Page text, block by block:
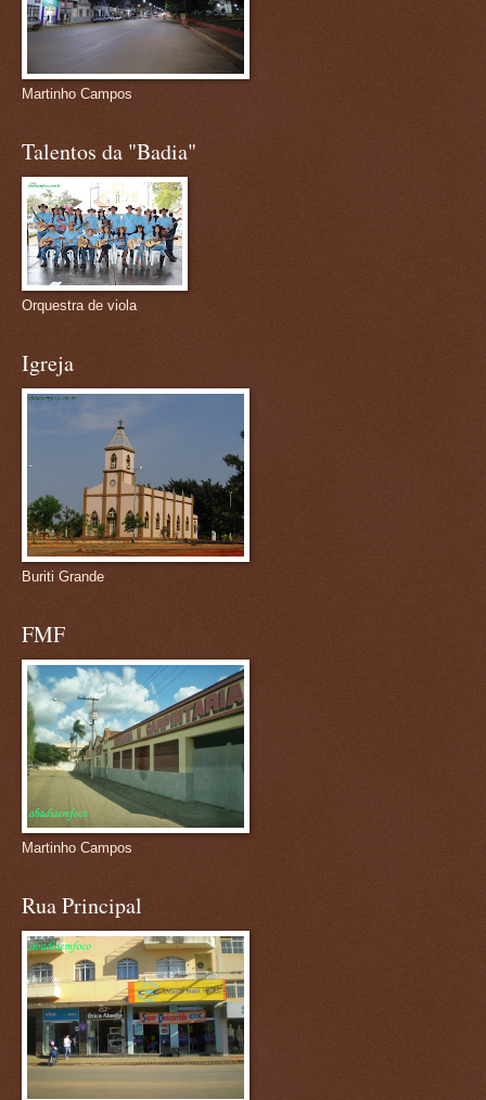
Martinho Campos
Talentos da "Badia"
Orquestra de viola
Igreja
Buriti Grande
FMF
Martinho Campos
Rua Principal